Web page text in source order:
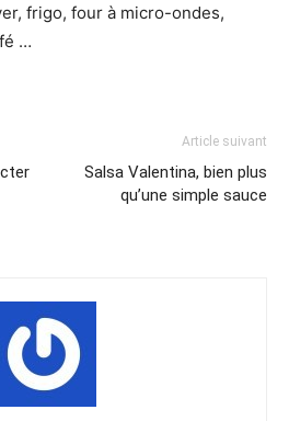
frigo, four à micro-ondes,
…
Article suivant
Salsa Valentina, bien plus
qu’une simple sauce